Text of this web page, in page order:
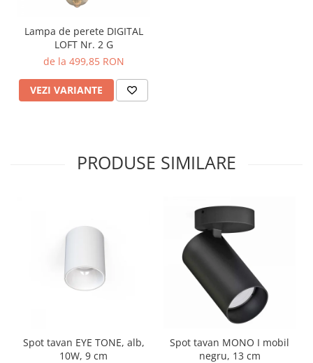
Lampa de perete DIGITAL
LOFT Nr. 2 G
de la 499,85 RON
VEZI VARIANTE
PRODUSE SIMILARE
Spot tavan EYE TONE, alb,
10W, 9 cm
Spot tavan MONO I mobil
negru, 13 cm